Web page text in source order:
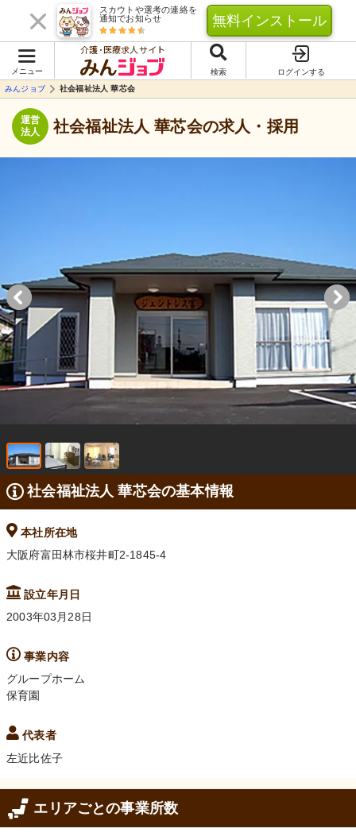
スカウトや選考の連絡を
通知でお知らせ
無料インストール
メニュー
介護･医療求人サイト
検索
ログインする
みんジョブ
社会福祉法人 華芯会
運営
法人
社会福祉法人 華芯会の求人・採用
社会福祉法人 華芯会の基本情報
本社所在地
大阪府富田林市桜井町2-1845-4
設立年月日
2003年03月28日
事業内容
グループホーム
保育園
代表者
左近比佐子
エリアごとの事業所数